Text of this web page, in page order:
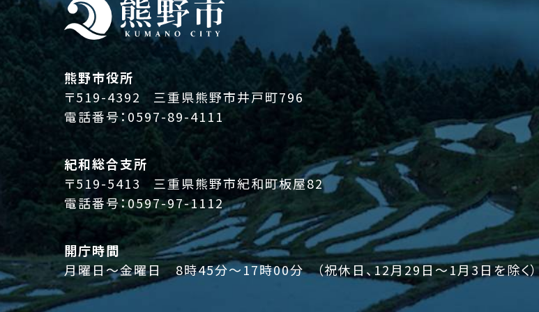
熊野市役所
〒519-4392
三重県熊野市井戸町796
電話番号： 0597-89-4111
紀和総合支所
〒519-5413
三重県熊野市紀和町板屋82
電話番号：0597-97-1112
開庁時間
月曜日～金曜日 8時45分～17時00分
（祝休日、12月29日～1月3日を除く）